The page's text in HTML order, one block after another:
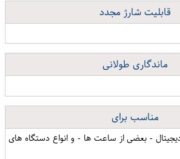
قابلیت شارژ مجدد
ماندگاری طولانی
مناسب برای
- بعضی از ساعت ها - و انواع دستگاه های